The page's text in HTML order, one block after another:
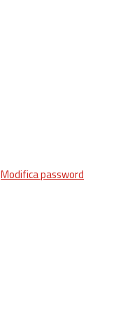
Modifica password